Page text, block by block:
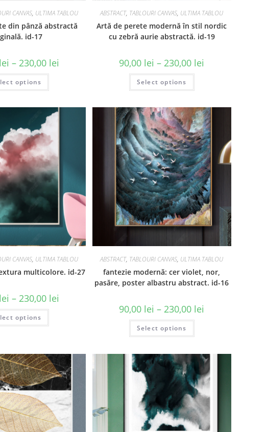
CANVAS, ULTIMA TABLOU
din pânză abstractă
id-17
lei – 230,00 lei
options
ABSTRACT, TABLOURI CANVAS, ULTIMA TABLOU
Artă de perete modernă în stil nordic
cu zebră aurie abstractă. id-19
90,00 lei – 230,00 lei
Select options
CANVAS, ULTIMA TABLOU
multicolore. id-27
lei – 230,00 lei
options
ABSTRACT, TABLOURI CANVAS, ULTIMA TABLOU
fantezie modernă: cer violet, nor,
pasăre, poster albastru abstract. id-16
90,00 lei – 230,00 lei
Select options